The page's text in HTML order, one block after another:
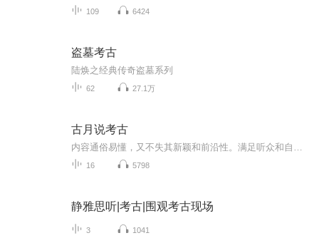
109 6424
盗墓考古
陆焕之经典传奇盗墓系列
62 27.1万
古月说考古
16 5798
静雅思听|考古|围观考古现场
3 1041